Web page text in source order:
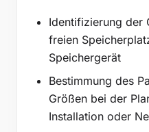
Identifizierung der
freien
Speichergerät
Bestimmung des
Größen bei der
Installation oder